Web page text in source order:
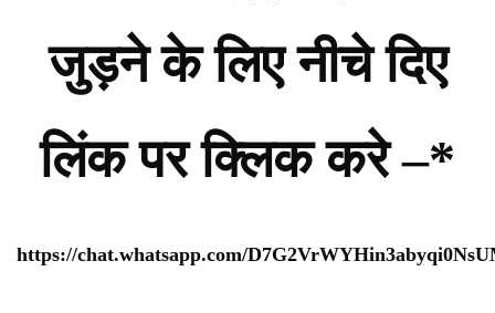
जुड़ने के लिए नीचे दिए
लिंक पर क्लिक करे –*
https://chat.whatsapp.com/